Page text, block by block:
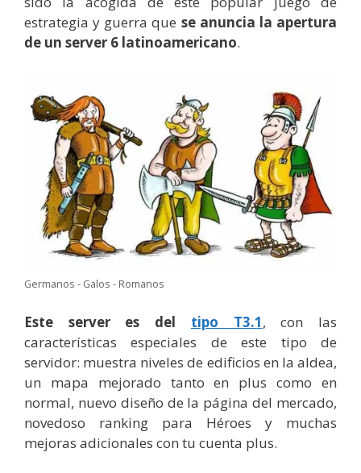
estrategia y guerra que se anuncia la apertura
de un server 6 latinoamericano.
Germanos - Galos - Romanos
Este server es del tipo T3.1, con las
características especiales de este tipo de
servidor: muestra niveles de edificios en la aldea,
un mapa mejorado tanto en plus como en
normal, nuevo diseño de la página del mercado,
novedoso ranking para Héroes y muchas
mejoras adicionales con tu cuenta plus.